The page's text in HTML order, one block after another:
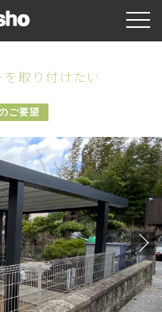
取り付けたい
ご要望